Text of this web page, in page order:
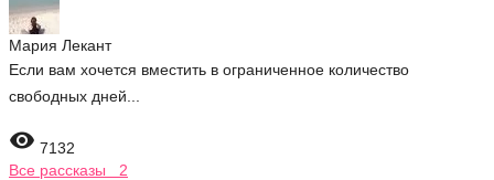
Мария Лекант
Если вам хочется вместить в ограниченное количество
свободных дней...
 7132
Все рассказы 2